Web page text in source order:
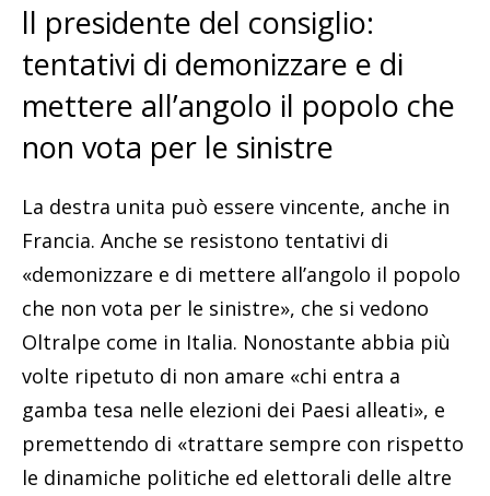
ll presidente del consiglio:
tentativi di demonizzare e di
mettere all’angolo il popolo che
non vota per le sinistre
La destra unita può essere vincente, anche in
Francia. Anche se resistono tentativi di
«demonizzare e di mettere all’angolo il popolo
che non vota per le sinistre», che si vedono
Oltralpe come in Italia. Nonostante abbia più
volte ripetuto di non amare «chi entra a
gamba tesa nelle elezioni dei Paesi alleati», e
premettendo di «trattare sempre con rispetto
le dinamiche politiche ed elettorali delle altre